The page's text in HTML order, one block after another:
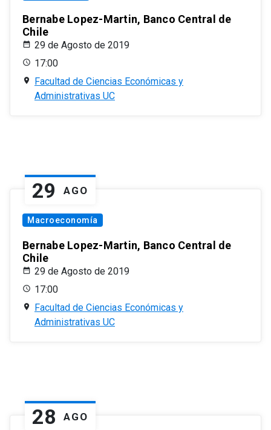
Bernabe Lopez-Martin, Banco Central de
Chile
29 de Agosto de 2019
17:00
Facultad de Ciencias Económicas y
Administrativas UC
29 AGO
Macroeconomía
Bernabe Lopez-Martin, Banco Central de
Chile
29 de Agosto de 2019
17:00
Facultad de Ciencias Económicas y
Administrativas UC
28 AGO